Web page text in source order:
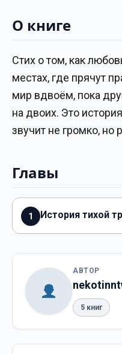
О книге
Стих о том, как
местах, где прячут
мир вдвоём, пока
на двоих. Это
звучит не громко, но
Главы
1 История тихой
АВТОР
5 книг